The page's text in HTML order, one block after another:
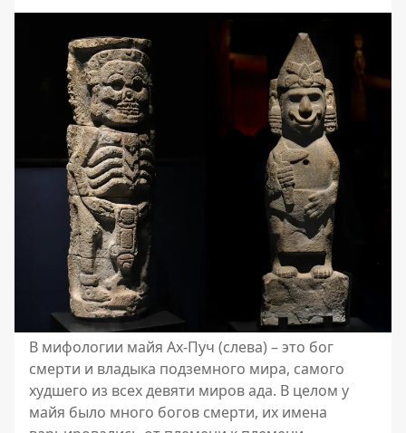
В мифологии майя Ах-Пуч (слева) – это бог
смерти и владыка подземного мира, самого
худшего из всех девяти миров ада. В целом у
майя было много богов смерти, их имена